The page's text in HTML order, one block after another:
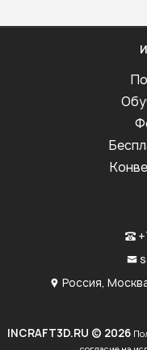
Россия,
INCRAFT3D.RU © 2026